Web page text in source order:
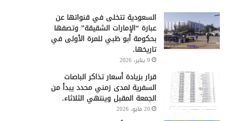
السعودية تتخلى في قنواتها عن
عبارة “الإمارات الشقيقة” وتصفها
بحكومة أبو ظبي للمرة الأولى في
تاريخها.
9 يناير، 2026
قرار بزيادة أسعار تذاكر الباصات
السفرية لمدى زمني محدد يبدأ من
الجمعة المقبل وينتهي الثلاثاء.
20 مايو، 2026